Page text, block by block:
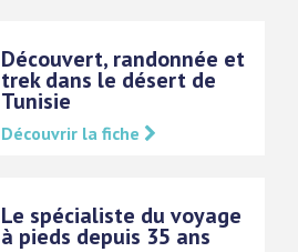
Découvert, randonnée et
trek dans le désert de
Tunisie
Découvrir la fiche
Le spécialiste du voyage
à pieds depuis 35 ans